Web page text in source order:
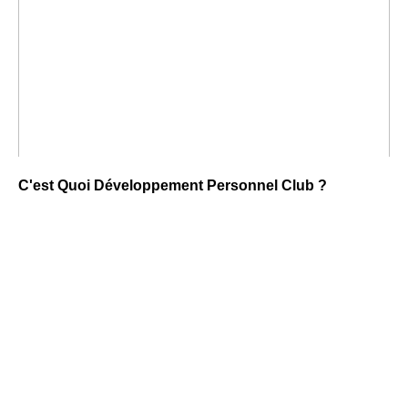
C'est Quoi Développement Personnel Club ?